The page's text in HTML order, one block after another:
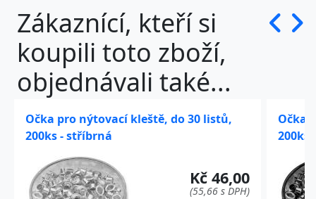
Zákaznící, kteří si
koupili toto zboží,
objednávali také...
Očka pro nýtovací kleště, do 30 listů,
200ks - stříbrná
Kč 46,00
(55,66 s DPH)
Očka
200ks